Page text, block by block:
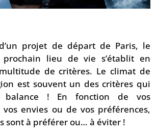
projet de départ de Paris, le
lieu de vie s’établit en
de critères. Le climat de
est souvent un des critères qui
! En fonction de vos
envies ou de vos préférences,
sont à préférer ou… à éviter !